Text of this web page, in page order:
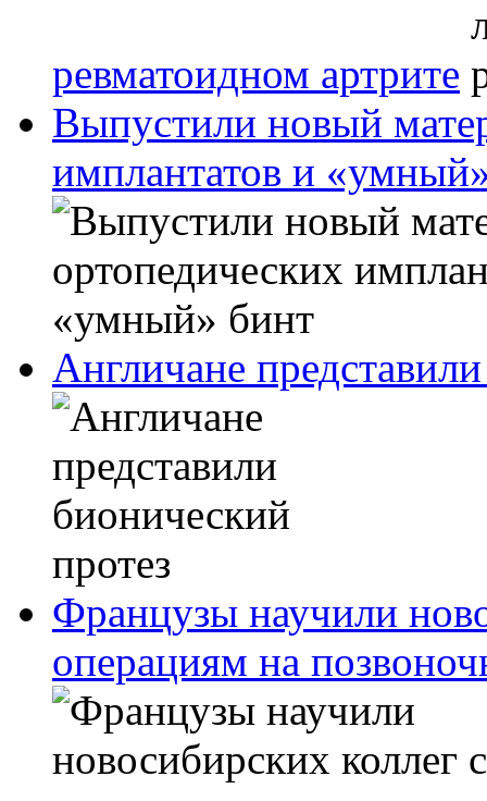
ревматоидном артрите
Выпустили новый
имплантатов и
Англичане
Французы научили
операциям на